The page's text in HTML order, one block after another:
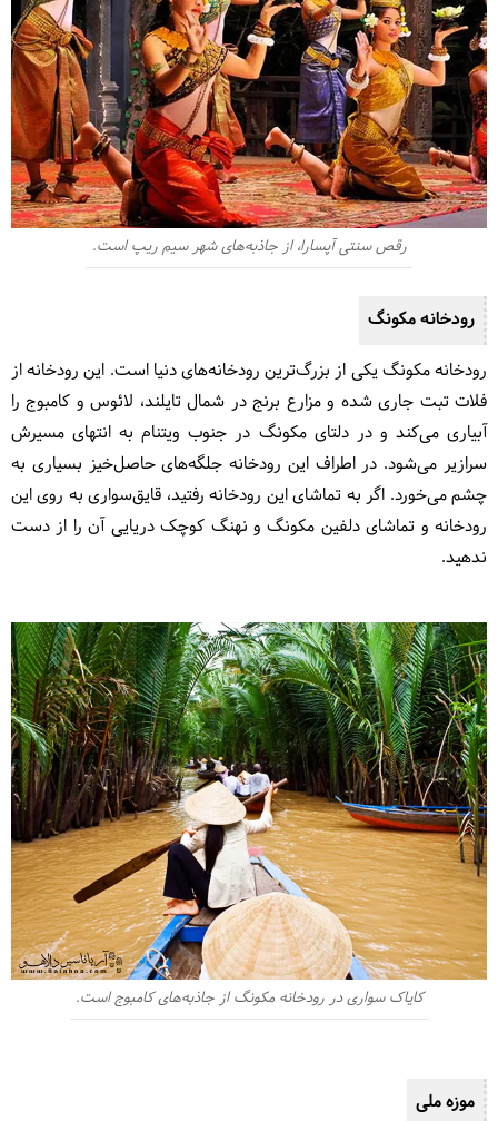
رقص سنتی آپسارا، از جاذبه‌های شهر سیم ریپ است.
رودخانه مکونگ
رودخانه مکونگ یکی از بزرگ‌ترین رودخانه‌های دنیا است. این رودخانه از
فلات تبت جاری شده و مزارع برنج در شمال تایلند، لائوس و کامبوج را
آبیاری می‌کند و در دلتای مکونگ در جنوب ویتنام به انتهای مسیرش
سرازیر می‌شود. در اطراف این رودخانه جلگه‌های حاصل‌خیز بسیاری به
چشم می‌خورد. اگر به تماشای این رودخانه رفتید، قایق‌سواری به روی این
رودخانه و تماشایدلفین مکونگ و نهنگ کوچک دریایی آن را از دست
ندهید.
کایاک سواری در رودخانه مکونگ از جاذبه‌های کامبوج است.
موزه ملی